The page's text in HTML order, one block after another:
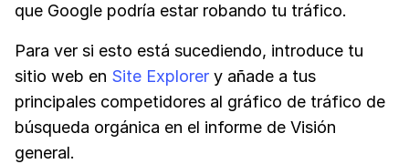
que Google podría estar robando tu tráfico.
Para ver si esto está sucediendo, introduce tu
sitio web en Site Explorer y añade a tus
principales competidores al gráfico de tráfico de
búsqueda orgánica en el informe de Visión
general.